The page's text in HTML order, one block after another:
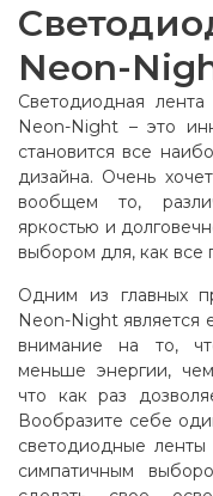
Neon-
Светодиодная
Neon-Night – это
становится все
дизайна. Очень
вообщем то,
яркостью и
выбором для, как все
Одним из главных
Neon-Night является
внимание на то,
меньше энергии,
что как раз
Вообразите себе
светодиодные
симпатичным